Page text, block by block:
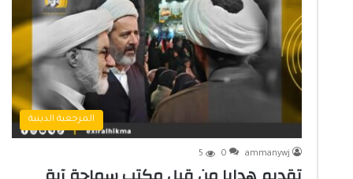
المرجعية الدينية
ammanywj
0
5